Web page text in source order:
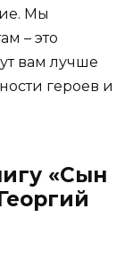
Мы
– это
вам лучше
героев и
«Сын